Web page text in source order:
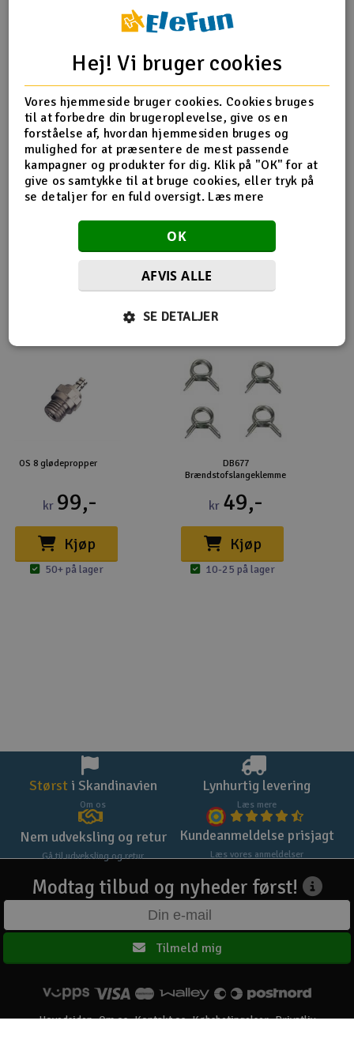
Radio udstyr
Raketter
Scooter & elkøretøj
Slot racing
Smarthjem, leg og hobby
Solenergi
Værktøj, udstyr og tilbehør
Produktinfo Tip din ven Anmeldelser
Produkt information
APC 17 * 8. Kvalitetspropell fra APC.
Flere så også med
OS 8 glødepropper
kr 99,-
Kjøp
50+ på lager
DB677
Brændstofslangeklemme
kr 49,-
Kjøp
10-25 på lager
Størst i Skandinavien
Om os
Lynhurtig levering
Læs mere
Nem udveksling og retur
Gå til udveksling og retur
Kundeanmeldelse prisjagt
Læs vores anmeldelser
Modtag tilbud og nyheder først!
Tilmeld mig
Hovedsiden Om os Kontakt os Købsbetingelser Privatliv
Hej! Vi bruger cookies
Vores hjemmeside bruger cookies. Cookies bruges
til at forbedre din brugeroplevelse, give os en
forståelse af, hvordan hjemmesiden bruges og
mulighed for at præsentere de mest passende
kampagner og produkter for dig. Klik på "OK" for at
give os samtykke til at bruge cookies, eller tryk på
se detaljer for en fuld oversigt. Læs mere
OK
AFVIS ALLE
SE DETALJER